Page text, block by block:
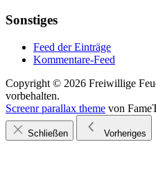
Sonstiges
Feed der Einträge
Kommentare-Feed
Copyright © 2026 Freiwillige
vorbehalten.
Screenr parallax theme von
Schließen Vorheriges